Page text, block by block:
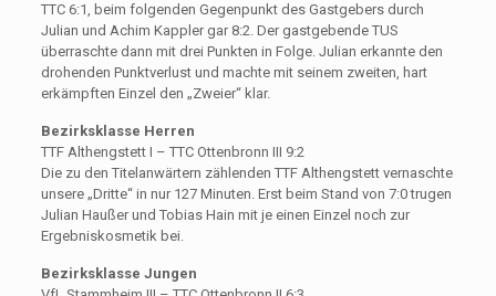
TTC 6:1, beim folgenden Gegenpunkt des Gastgebers durch
Julian und Achim Kappler gar 8:2. Der gastgebende TUS
überraschte dann mit drei Punkten in Folge. Julian erkannte den
drohenden Punktverlust und machte mit seinem zweiten, hart
erkämpften Einzel den „Zweier“ klar.
Bezirksklasse Herren
TTF Althengstett I – TTC Ottenbronn III 9:2
Die zu den Titelanwärtern zählenden TTF Althengstett vernaschte
unsere „Dritte“ in nur 127 Minuten. Erst beim Stand von 7:0 trugen
Julian Haußer und Tobias Hain mit je einen Einzel noch zur
Ergebniskosmetik bei.
Bezirksklasse Jungen